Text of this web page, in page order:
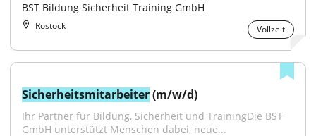
BST Bildung Sicherheit Training GmbH
Rostock Vollzeit
Sicherheitsmitarbeiter (m/w/d)
Ihr Partner für Bildung, Sicherheit und TrainingDie BST
GmbH unterstützt Menschen dabei, neue...